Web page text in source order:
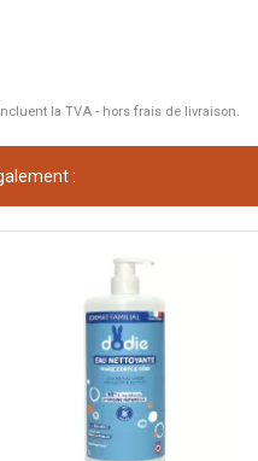
la TVA - hors frais de livraison.
: